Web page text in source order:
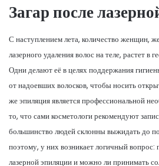
Загар после
С наступлением лета, количество женщин,
лазерного удаления волос на теле, растет в
Одни делают её в целях поддержания
от надоевших волосков, чтобы носить
же эпиляция является профессиональной
то, что сами косметологи рекомендуют
большинство людей склонны выжидать до
поэтому, у них возникает логичный вопрос:
лазерной эпиляции и можно ли принимать